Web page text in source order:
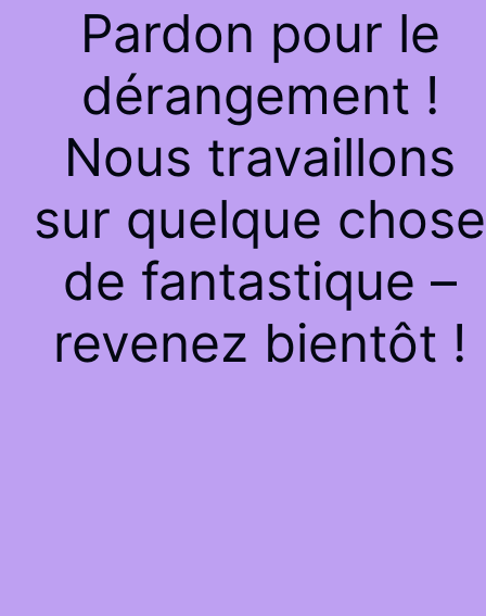
Pardon pour le
dérangement !
Nous travaillons
sur quelque chose
de fantastique –
revenez bientôt !